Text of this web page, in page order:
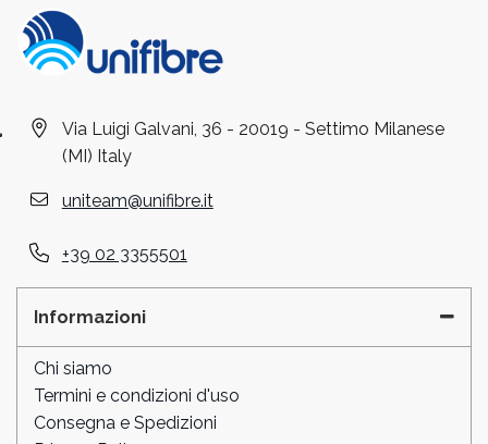
Via Luigi Galvani, 36 - 20019 - Settimo Milanese
(MI) Italy
uniteam@unifibre.it
+39 02 3355501
Informazioni
Chi siamo
Termini e condizioni d'uso
Consegna e Spedizioni